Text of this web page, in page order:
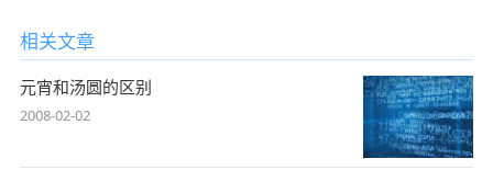
相关文章
元宵和汤圆的区别
2008-02-02